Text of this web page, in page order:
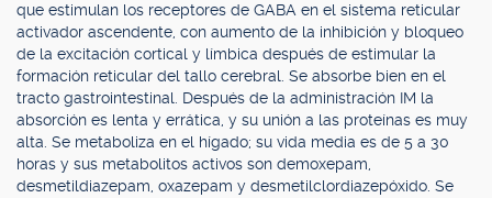
que estimulan los receptores de GABA en el sistema reticular
activador ascendente, con aumento de la inhibición y bloqueo
de la excitación cortical y límbica después de estimular la
formación reticular del tallo cerebral. Se absorbe bien en el
tracto gastrointestinal. Después de la administración IM la
absorción es lenta y errática, y su unión a las proteínas es muy
alta. Se metaboliza en el hígado; su vida media es de 5 a 30
horas y sus metabolitos activos son demoxepam,
desmetildiazepam, oxazepam y desmetilclordiazepóxido. Se